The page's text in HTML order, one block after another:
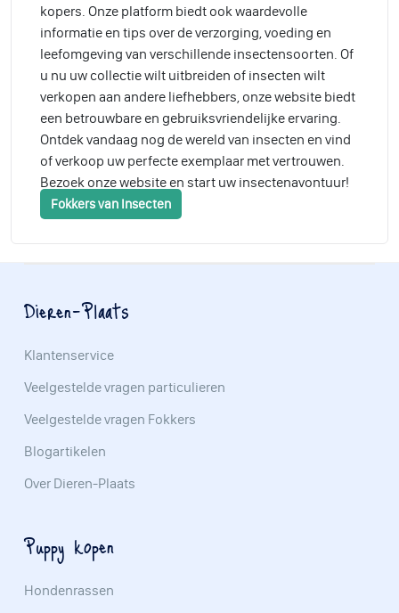
kopers. Onze platform biedt ook waardevolle
informatie en tips over de verzorging, voeding en
leefomgeving van verschillende insectensoorten. Of
u nu uw collectie wilt uitbreiden of insecten wilt
verkopen aan andere liefhebbers, onze website biedt
een betrouwbare en gebruiksvriendelijke ervaring.
Ontdek vandaag nog de wereld van insecten en vind
of verkoop uw perfecte exemplaar met vertrouwen.
Bezoek onze website en start uw insectenavontuur!
Fokkers van Insecten
Dieren-Plaats
Klantenservice
Veelgestelde vragen particulieren
Veelgestelde vragen Fokkers
Blogartikelen
Over Dieren-Plaats
Puppy kopen
Hondenrassen